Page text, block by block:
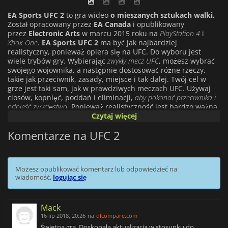
EA Sports UFC 2 to gra wideo o mieszanych sztukach walki.
Został opracowany przez EA Canada i opublikowany
przez Electronic Arts w marcu 2015 roku na PlayStation 4 i
Xbox One. EA Sports UFC 2 ma być jak najbardziej
realistyczny, ponieważ opiera się na UFC. Do wyboru jest
wiele trybów gry. Wybierając zwykły mecz UFC, możesz wybrać
swojego wojownika, a następnie dostosować różne rzeczy,
takie jak przeciwnik, zasady, miejsce i tak dalej. Twój cel w
grze jest taki sam, jak w prawdziwych meczach UFC. Używaj
ciosów, kopnięć, poddań i eliminacji, aby pokonać przeciwnika i
odnieść zwycięstwo . Ponieważ realistyczność jest bardzo ważna
w EA Sports UFC 2, widoczne są obrażenia, które zadają
trybów, takich jaktryb kariery, tryb drużynowy, tryb
własnego, to nie ma znaczenia. Tryb nokaut jest bardzo
podobny do zwykłych walk, jedyną różnicą jest to, że możesz
wygrać tylko przeznokaut. W tym trybie usuwane są również
walki wręcz. Tryb Ultimate Team polega na
reprezentujących wojowników, a następnie na walce z innymi
graczami i ich taliami. Monety są zdobywane po walkach,
Czytaj więcej
Komentarze na UFC 2
Możesz opublikować komentarz lub odpowiedzieć na
wiadomość, logując się
Mack
16 lip 2018, 20:26 na dlcompare.com